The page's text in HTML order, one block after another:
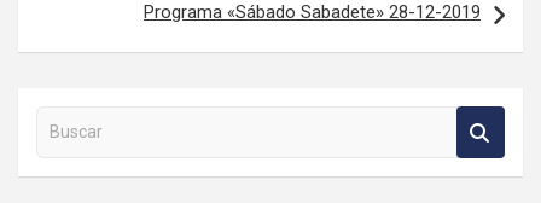
Programa «Sábado Sabadete» 28-12-2019
Buscar en la web